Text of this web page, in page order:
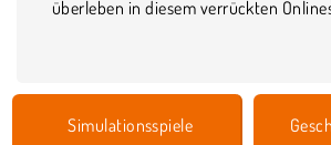
überleben in diesem verrückten
Simulationsspiele